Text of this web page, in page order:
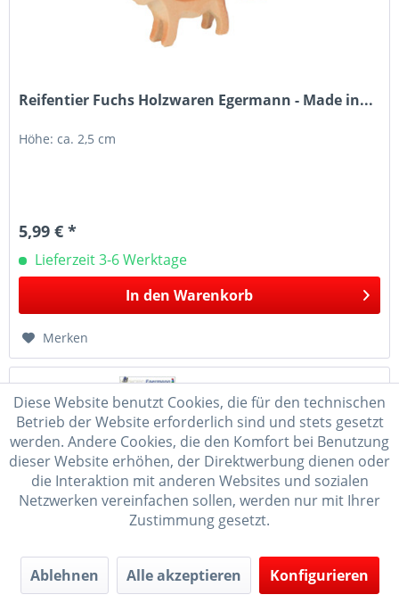
Reifentier Fuchs Holzwaren Egermann - Made in...
Höhe: ca. 2,5 cm
5,99 € *
Lieferzeit 3-6 Werktage
In den Warenkorb
Merken
Höhe: ca. 3,5 cm
Diese Website benutzt Cookies, die für den technischen
Betrieb der Website erforderlich sind und stets gesetzt
werden. Andere Cookies, die den Komfort bei Benutzung
dieser Website erhöhen, der Direktwerbung dienen oder
die Interaktion mit anderen Websites und sozialen
Netzwerken vereinfachen sollen, werden nur mit Ihrer
Zustimmung gesetzt.
Ablehnen Alle akzeptieren Konfigurieren